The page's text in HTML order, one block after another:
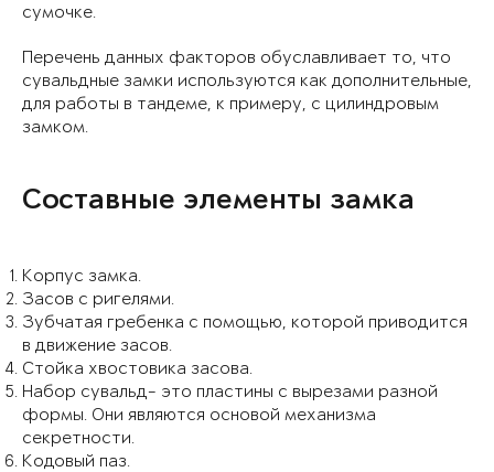
сумочке.
Перечень данных факторов обуславливает то, что
сувальдные замки используются как дополнительные,
для работы в тандеме, к примеру, с цилиндровым
замком.
Составные элементы замка
Корпус замка.
Засов с ригелями.
Зубчатая гребенка с помощью, которой приводится
в движение засов.
Стойка хвостовика засова.
Набор сувальд- это пластины с вырезами разной
формы. Они являются основой механизма
секретности.
Кодовый паз.